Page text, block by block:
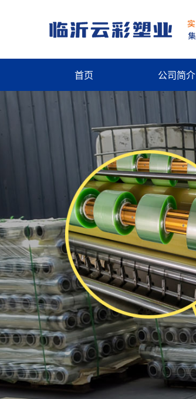
首页 公司简介